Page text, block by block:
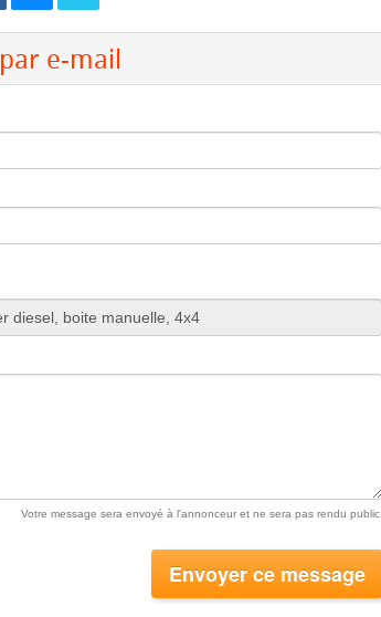
par e-mail
Votre message sera envoyé à l'annonceur et ne sera pas rendu public.
Envoyer ce message